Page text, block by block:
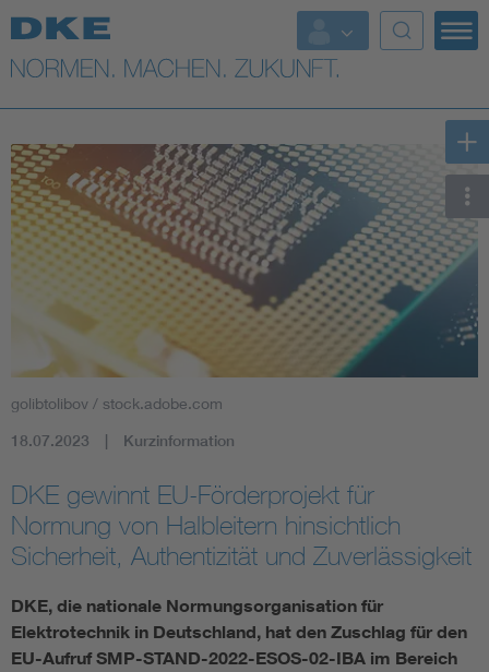
Top-Themen
VDE Fokusthemen
Digital Security
Energy
Health
Industry
Mobility
Smart Cities
Blitzschutz: DIN EN 62305 in der Übersicht
golibtolibov / stock.adobe.com
18.07.2023 Kurzinformation
DKE gewinnt EU-Förderprojekt für
Normung von Halbleitern hinsichtlich
Sicherheit, Authentizität und Zuverlässigkeit
DKE, die nationale Normungsorganisation für
Elektrotechnik in Deutschland, hat den Zuschlag für den
EU-Aufruf SMP-STAND-2022-ESOS-02-IBA im Bereich